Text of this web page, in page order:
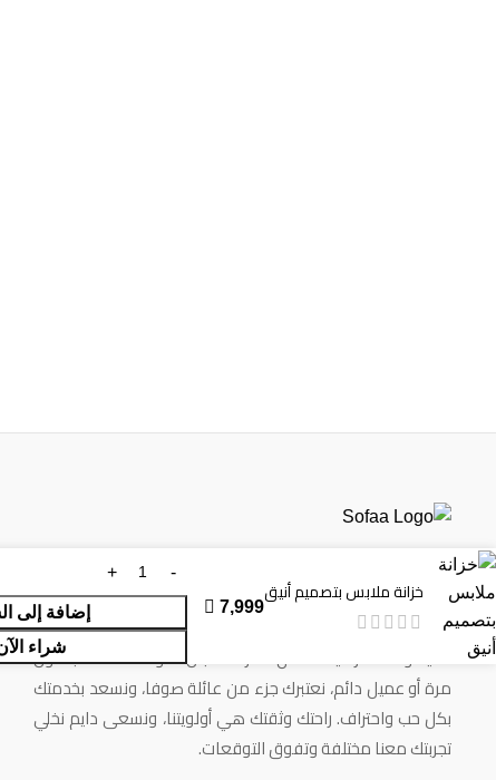
خزانة ملابس بتصميم أنيق  7,999
إضافة إلى
شراء
متجر صوفا للأثاث، حريصين إن تجربتك معنا تكون دايمًا سلسة
ومريحة من أول ما تتصفح الموقع إلى لحظة استلامك للمنتج في
بيتك. نشتغل على أدق التفاصيل عشان نوفر لك أثاث أنيق وجودة
عالية وخدمة راقية، تضمن لك راحة البال. سواء كنت تطلب لأول
مرة أو عميل دائم، نعتبرك جزء من عائلة صوفا، ونسعد بخدمتك
بكل حب واحتراف. راحتك وثقتك هي أولويتنا، ونسعى دايم نخلي
تجربتك معنا مختلفة وتفوق التوقعات.